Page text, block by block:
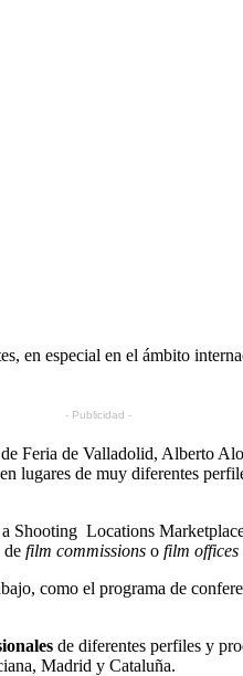
en especial en el ámbito
- Publicidad -
Feria de Valladolid, Alberto
lugares de muy diferentes
Locations
de film commissions o film offices
como el programa de
de diferentes perfiles y
Madrid y Cataluña.